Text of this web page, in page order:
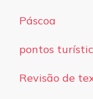
Páscoa
pontos
Revisão de